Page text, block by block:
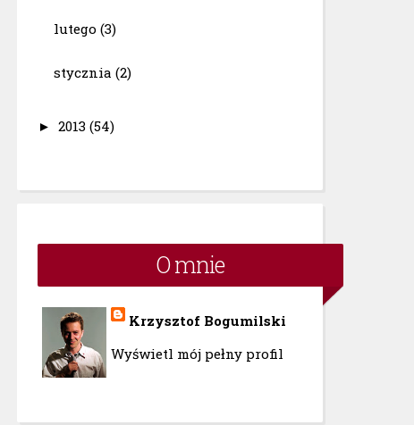
lutego (3)
stycznia (2)
► 2013 (54)
O mnie
Krzysztof Bogumilski
Wyświetl mój pełny profil